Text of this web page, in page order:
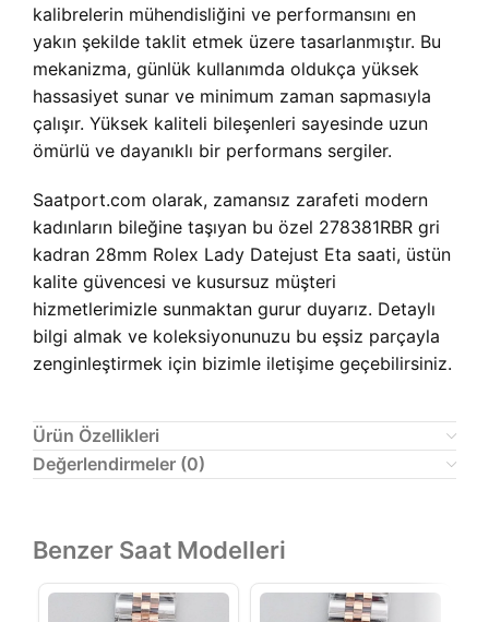
kalibrelerin mühendisliğini ve performansını en
yakın şekilde taklit etmek üzere tasarlanmıştır. Bu
mekanizma, günlük kullanımda oldukça yüksek
hassasiyet sunar ve minimum zaman sapmasıyla
çalışır. Yüksek kaliteli bileşenleri sayesinde uzun
ömürlü ve dayanıklı bir performans sergiler.
Saatport.com olarak, zamansız zarafeti modern
kadınların bileğine taşıyan bu özel 278381RBR gri
kadran 28mm Rolex Lady Datejust Eta saati, üstün
kalite güvencesi ve kusursuz müşteri
hizmetlerimizle sunmaktan gurur duyarız. Detaylı
bilgi almak ve koleksiyonunuzu bu eşsiz parçayla
zenginleştirmek için bizimle iletişime geçebilirsiniz.
Ürün Özellikleri
Değerlendirmeler (0)
Benzer Saat Modelleri